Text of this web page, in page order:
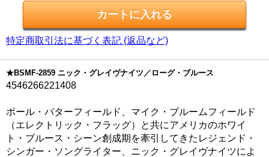
特定商取引法に基づく表記 (返品など)
★BSMF-2859 ニック・グレイヴナイツ／ローグ・ブルース
4546266221408
ポール・バターフィールド、マイク・ブルームフィールド
（エレクトリック・フラッグ）と共にアメリカのホワイ
ト・ブルース・シーン創成期を牽引してきたレジェンド・
シンガー・ソングライター、ニック・グレイヴナイツによ